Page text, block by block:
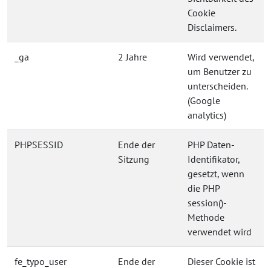
Cookie
Disclaimers.
_ga 2 Jahre
Wird verwendet,
um Benutzer zu
unterscheiden.
(Google
analytics)
PHPSESSID
Ende der
Sitzung
PHP Daten-
Identifikator,
gesetzt, wenn
die PHP
session()-
Methode
verwendet wird
fe_typo_user
Ende der
Dieser Cookie ist